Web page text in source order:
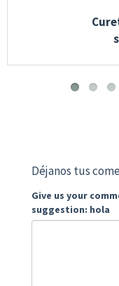
Déjanos tus
Give us your
suggestion: hola